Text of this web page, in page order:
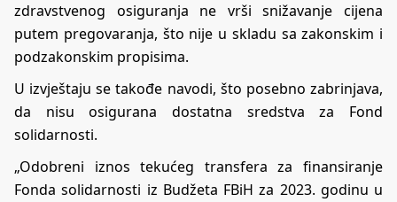
zdravstvenog osiguranja ne vrši snižavanje cijena
putem pregovaranja, što nije u skladu sa zakonskim i
podzakonskim propisima.
U izvještaju se takođe navodi, što posebno zabrinjava,
da nisu osigurana dostatna sredstva za Fond
solidarnosti.
„Odobreni iznos tekućeg transfera za finansiranje
Fonda solidarnosti iz Budžeta FBiH za 2023. godinu u